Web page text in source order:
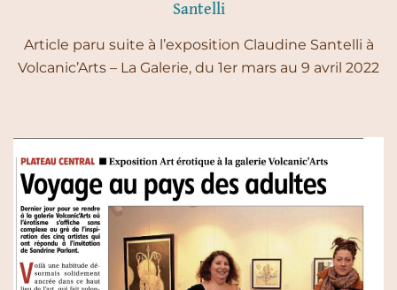
Santelli
Article paru suite à l’exposition Claudine Santelli à
Volcanic’Arts – La Galerie, du 1er mars au 9 avril 2022